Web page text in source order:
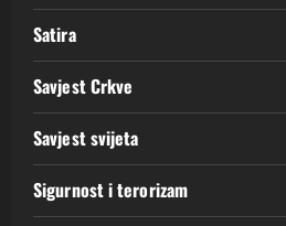
Satira
Savjest Crkve
Savjest svijeta
Sigurnost i terorizam